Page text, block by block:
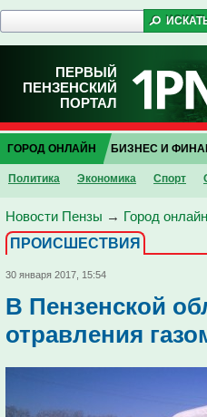
ПЕРВЫЙ
ПЕНЗЕНСКИЙ
ПОРТАЛ
ГОРОД ОНЛАЙН
Политика Экономика Спорт
БИЗНЕС И
Новости Пензы → Город онлайн
ПРОИCШЕСТВИЯ
30 января 2017, 15:54
В Пензенской
отравления